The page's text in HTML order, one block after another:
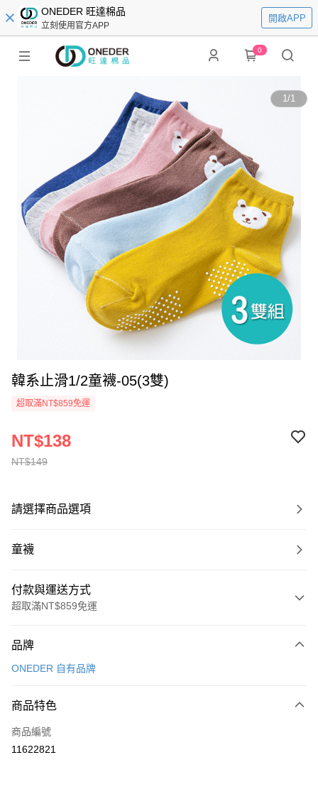
ONEDER 旺達棉品
立刻使用官方APP
開啟APP
0
1/1
韓系止滑1/2童襪-05(3雙)
超取滿NT$859免運
NT$149
NT$138
請選擇商品選項
童襪
付款與運送方式
超取滿NT$859免運
信用卡一次付款
LINE Pay
Apple Pay
品牌
ONEDER 自有品牌
商品特色
商品編號
11622821